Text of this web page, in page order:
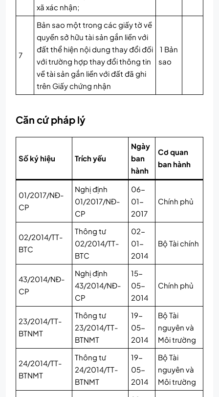
xã xác nhận;
7
Bản sao một trong các giấy tờ về
quyền sở hữu tài sản gắn liền với
đất thể hiện nội dung thay đổi đối
với trường hợp thay đổi thông tin
về tài sản gắn liền với đất đã ghi
trên Giấy chứng nhận
1 Bản
sao
Căn cứ pháp lý
Số ký hiệu Trích yếu
Ngày
ban
hành
Cơ quan
ban hành
01/2017/NĐ-
CP
Nghị định
01/2017/NĐ-
CP
06-
01-
2017
Chính phủ
02/2014/TT-
BTC
Thông tư
02/2014/TT-
BTC
02-
01-
2014
Bộ Tài chính
43/2014/NĐ-
CP
Nghị định
43/2014/NĐ-
CP
15-
05-
2014
Chính phủ
23/2014/TT-
BTNMT
Thông tư
23/2014/TT-
BTNMT
19-
05-
2014
Bộ Tài
nguyên và
Môi trường
24/2014/TT-
BTNMT
Thông tư
24/2014/TT-
BTNMT
19-
05-
2014
Bộ Tài
nguyên và
Môi trường